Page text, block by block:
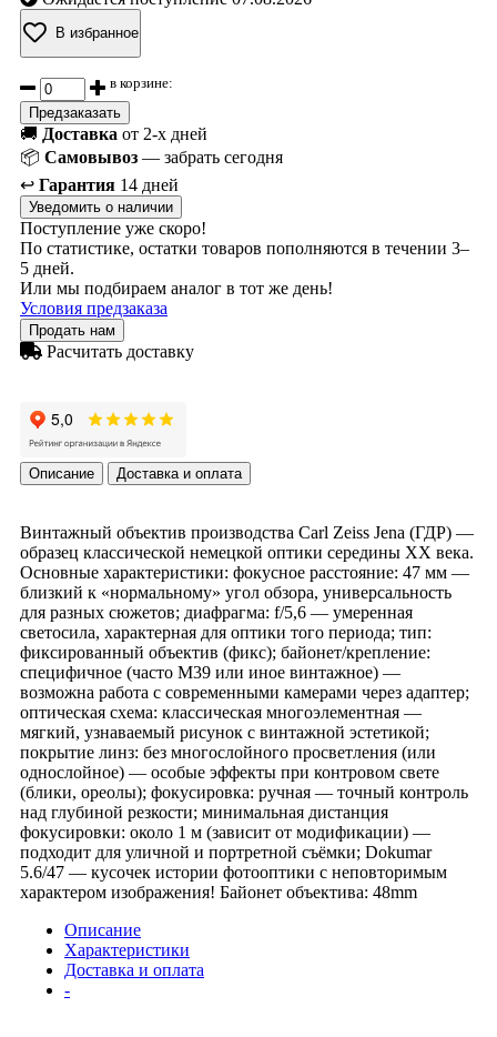
В избранное
в корзине:
Предзаказать
🚚 Доставка от 2-х дней
📦 Самовывоз — забрать сегодня
↩️ Гарантия 14 дней
Уведомить о наличии
Поступление уже скоро!
По статистике, остатки товаров пополняются в течении 3–
5 дней.
Или мы подбираем аналог в тот же день!
Условия предзаказа
Продать нам
Расчитать доставку
Описание Доставка и оплата
Винтажный объектив производства Carl Zeiss Jena (ГДР) —
образец классической немецкой оптики середины XX века.
Основные характеристики: фокусное расстояние: 47 мм —
близкий к «нормальному» угол обзора, универсальность
для разных сюжетов; диафрагма: f/5,6 — умеренная
светосила, характерная для оптики того периода; тип:
фиксированный объектив (фикс); байонет/крепление:
специфичное (часто M39 или иное винтажное) —
возможна работа с современными камерами через адаптер;
оптическая схема: классическая многоэлементная —
мягкий, узнаваемый рисунок с винтажной эстетикой;
покрытие линз: без многослойного просветления (или
однослойное) — особые эффекты при контровом свете
(блики, ореолы); фокусировка: ручная — точный контроль
над глубиной резкости; минимальная дистанция
фокусировки: около 1 м (зависит от модификации) —
подходит для уличной и портретной съёмки; Dokumar
5.6/47 — кусочек истории фотооптики с неповторимым
характером изображения! Байонет объектива: 48mm
Описание
Характеристики
Доставка и оплата
-